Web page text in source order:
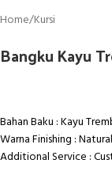
Home/Kursi
Bangku Kayu
Bahan Baku : Kayu
Warna Finishing : Natural
Additional Service :